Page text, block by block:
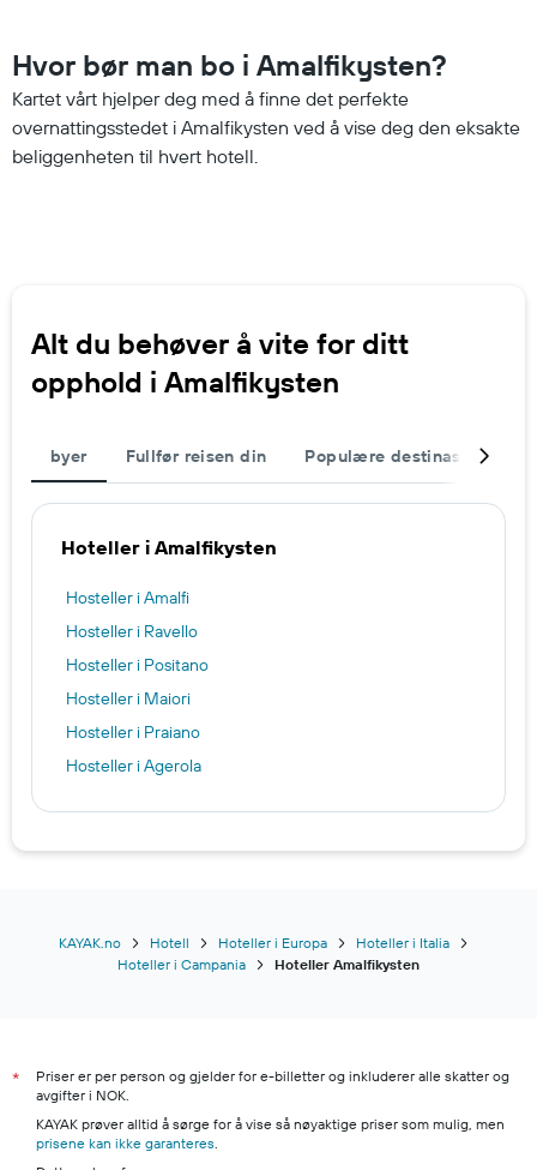
Hvor bør man bo i Amalfikysten?
Kartet vårt hjelper deg med å finne det perfekte
overnattingsstedet i Amalfikysten ved å vise deg den eksakte
beliggenheten til hvert hotell.
Alt du behøver å vite for ditt
opphold i Amalfikysten
byer Fullfør reisen din Populære destinasjoner
Hoteller i Amalfikysten
Hosteller i Amalfi
Hosteller i Ravello
Hosteller i Positano
Hosteller i Maiori
Hosteller i Praiano
Hosteller i Agerola
KAYAK.no Hotell Hoteller i Europa
Hoteller i Italia
Hoteller i Campania
Hoteller Amalfikysten
*
Priser er per person og gjelder for e-billetter og inkluderer alle skatter og
avgifter i NOK.
KAYAK prøver alltid å sørge for å vise så nøyaktige priser som mulig, men
prisene kan ikke garanteres.